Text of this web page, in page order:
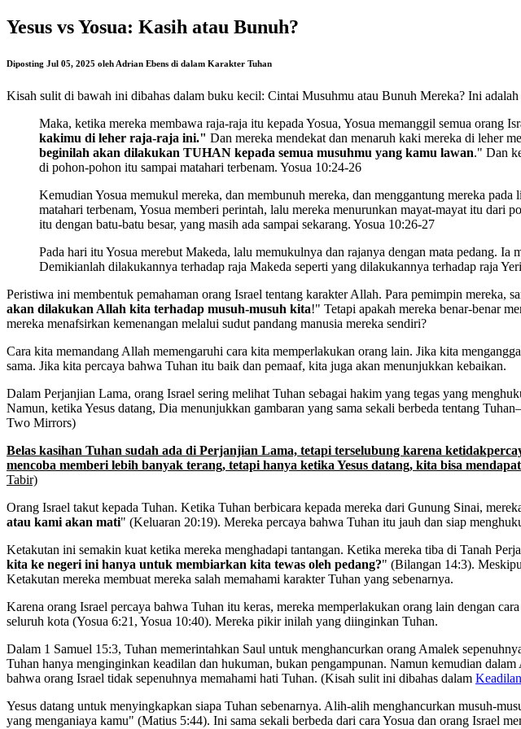
Yesus vs Yosua: Kasih atau Bunuh?
Diposting Jul 05, 2025 oleh Adrian Ebens di dalam Karakter Tuhan
Kisah sulit di bawah ini dibahas dalam buku kecil: Cintai Musuhmu atau Bunuh Mereka? Ini
Maka, ketika mereka membawa raja-raja itu kepada Yosua, Yosua memanggil semua orang
kakimu di leher raja-raja ini." Dan mereka mendekat dan menaruh kaki mereka di leher
beginilah akan dilakukan TUHAN kepada semua musuhmu yang kamu lawan." Dan
di pohon-pohon itu sampai matahari terbenam. Yosua 10:24-26
Kemudian Yosua memukul mereka, dan membunuh mereka, dan menggantung mereka
matahari terbenam, Yosua memberi perintah, lalu mereka menurunkan mayat-mayat itu dari
itu dengan batu-batu besar, yang masih ada sampai sekarang. Yosua 10:26-27
Pada hari itu Yosua merebut Makeda, lalu memukulnya dan rajanya dengan mata pedang.
Demikianlah dilakukannya terhadap raja Makeda seperti yang dilakukannya terhadap raja
Peristiwa ini membentuk pemahaman orang Israel tentang karakter Allah. Para pemimpin mereka,
akan dilakukan Allah kita terhadap musuh-musuh kita!" Tetapi apakah mereka benar-benar
mereka menafsirkan kemenangan melalui sudut pandang manusia mereka sendiri?
Cara kita memandang Allah memengaruhi cara kita memperlakukan orang lain. Jika kita
sama. Jika kita percaya bahwa Tuhan itu baik dan pemaaf, kita juga akan menunjukkan kebaikan.
Dalam Perjanjian Lama, orang Israel sering melihat Tuhan sebagai hakim yang tegas yang
Namun, ketika Yesus datang, Dia menunjukkan gambaran yang sama sekali berbeda tentang
Two Mirrors)
Belas kasihan Tuhan sudah ada di Perjanjian Lama, tetapi terselubung karena
mencoba memberi lebih banyak terang, tetapi hanya ketika Yesus datang, kita bisa
Tabir)
Orang Israel takut kepada Tuhan. Ketika Tuhan berbicara kepada mereka dari Gunung Sinai,
atau kami akan mati" (Keluaran 20:19). Mereka percaya bahwa Tuhan itu jauh dan siap
Ketakutan ini semakin kuat ketika mereka menghadapi tantangan. Ketika mereka tiba di Tanah
kita ke negeri ini hanya untuk membiarkan kita tewas oleh pedang?" (Bilangan 14:3).
Ketakutan mereka membuat mereka salah memahami karakter Tuhan yang sebenarnya.
Karena orang Israel percaya bahwa Tuhan itu keras, mereka memperlakukan orang lain dengan
seluruh kota (Yosua 6:21, Yosua 10:40). Mereka pikir inilah yang diinginkan Tuhan.
Dalam 1 Samuel 15:3, Tuhan memerintahkan Saul untuk menghancurkan orang Amalek
Tuhan hanya menginginkan keadilan dan hukuman, bukan pengampunan. Namun kemudian
bahwa orang Israel tidak sepenuhnya memahami hati Tuhan. (Kisah sulit ini dibahas dalam
Yesus datang untuk menyingkapkan siapa Tuhan sebenarnya. Alih-alih menghancurkan musuh-
yang menganiaya kamu" (Matius 5:44). Ini sama sekali berbeda dari cara Yosua dan orang Israel